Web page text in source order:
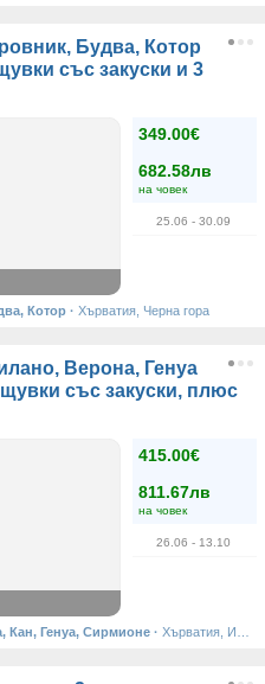
Будва, Котор
със закуски и 3
349.00€
682.58лв
на човек
25.06 - 30.09
Котор · Хърватия, Черна гора
Верона, Генуа
със закуски, плюс
415.00€
811.67лв
на човек
26.06 - 13.10
Кан, Генуа, Сирмионе · Хърватия, Италия, Монако, Франция